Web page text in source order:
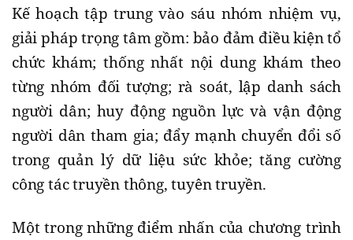
Kế hoạch tập trung vào sáu nhóm nhiệm vụ,
giải pháp trọng tâm gồm: bảo đảm điều kiện tổ
chức khám; thống nhất nội dung khám theo
từng nhóm đối tượng; rà soát, lập danh sách
người dân; huy động nguồn lực và vận động
người dân tham gia; đẩy mạnh chuyển đổi số
trong quản lý dữ liệu sức khỏe; tăng cường
công tác truyền thông, tuyên truyền.
Một trong những điểm nhấn của chương trình